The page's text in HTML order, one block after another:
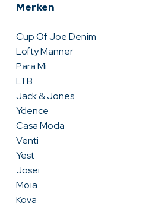
Merken
Cup Of Joe Denim
Lofty Manner
Para Mi
LTB
Jack & Jones
Ydence
Casa Moda
Venti
Yest
Josei
Moïa
Kova